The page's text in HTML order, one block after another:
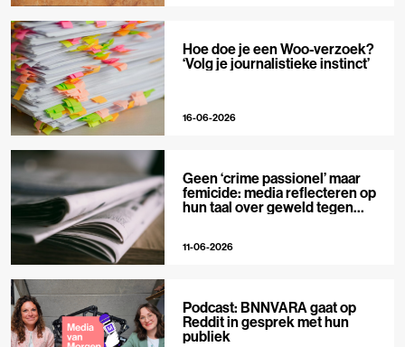
Hoe doe je een Woo-verzoek?
‘Volg je journalistieke instinct’
16-06-2026
Geen ‘crime passionel’ maar
femicide: media reflecteren op
hun taal over geweld tegen
11-06-2026
Podcast: BNNVARA gaat op
Reddit in gesprek met hun
publiek